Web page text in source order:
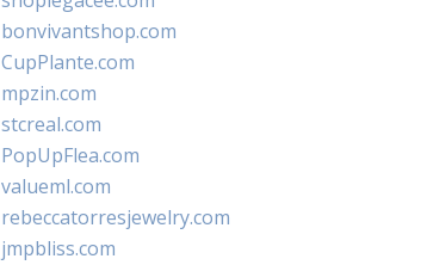
bonvivantshop.com
CupPlante.com
mpzin.com
stcreal.com
PopUpFlea.com
valueml.com
rebeccatorresjewelry.com
jmpbliss.com